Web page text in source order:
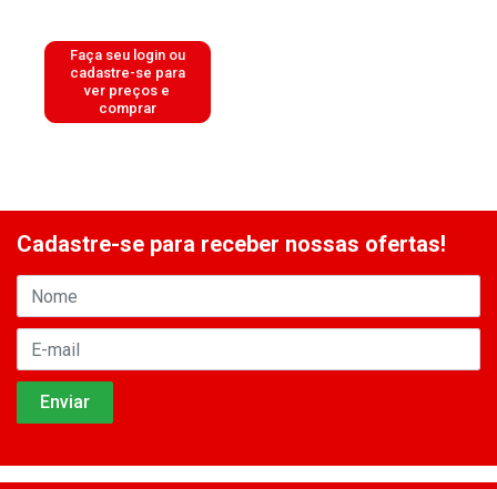
Faça seu login ou
cadastre-se para
ver preços e
comprar
Cadastre-se para receber nossas ofertas!